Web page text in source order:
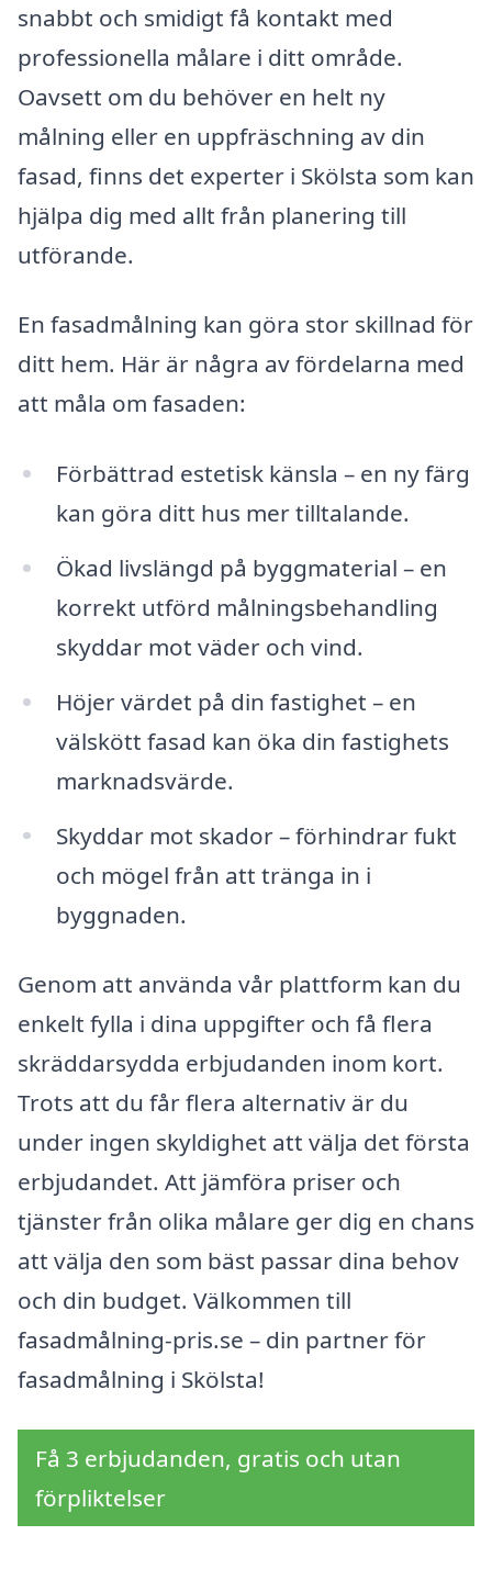
snabbt och smidigt få kontakt med
professionella målare i ditt område.
Oavsett om du behöver en helt ny
målning eller en uppfräschning av din
fasad, finns det experter i Skölsta som kan
hjälpa dig med allt från planering till
utförande.
En fasadmålning kan göra stor skillnad för
ditt hem. Här är några av fördelarna med
att måla om fasaden:
Förbättrad estetisk känsla – en ny färg
kan göra ditt hus mer tilltalande.
Ökad livslängd på byggmaterial – en
korrekt utförd målningsbehandling
skyddar mot väder och vind.
Höjer värdet på din fastighet – en
välskött fasad kan öka din fastighets
marknadsvärde.
Skyddar mot skador – förhindrar fukt
och mögel från att tränga in i
byggnaden.
Genom att använda vår plattform kan du
enkelt fylla i dina uppgifter och få flera
skräddarsydda erbjudanden inom kort.
Trots att du får flera alternativ är du
under ingen skyldighet att välja det första
erbjudandet. Att jämföra priser och
tjänster från olika målare ger dig en chans
att välja den som bäst passar dina behov
och din budget. Välkommen till
fasadmålning-pris.se – din partner för
fasadmålning i Skölsta!
Få 3 erbjudanden, gratis och utan
förpliktelser